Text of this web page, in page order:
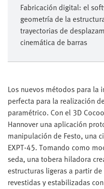
Fabricación digital: el
geometría de la
trayectorias de
cinemática de barras
Los nuevos métodos para la
perfecta para la realización
paramétrico. Con el 3D
Hannover una aplicación
manipulación de Festo, una
EXPT-45. Tomando como
seda, una tobera hiladora
estructuras ligeras a partir
revestidas y estabilizadas